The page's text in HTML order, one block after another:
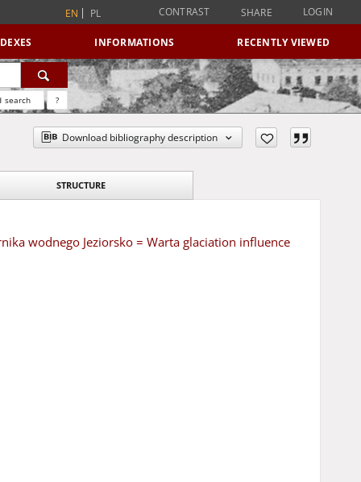
EN PL CONTRAST SHARE LOGIN
INFORMATIONS RECENTLY VIEWED
search ?
Download bibliography description
STRUCTURE
wodnego Jeziorsko = Warta glaciation influence